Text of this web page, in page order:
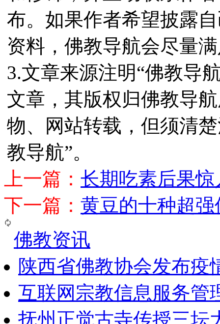
布。如果作者希望披露
资料，佛教导航会尽量
3.文章来源注明“佛教导
文章，其版权归佛教导
物、网站转载，但须清
教导航”。
上一篇： 长期吃素后果
下一篇： 黄豆的十种超
佛教资讯
陕西省佛教协会发布疫
互联网宗教信息服务管
抚州正觉古寺传授三坛